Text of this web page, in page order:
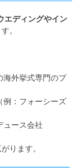
エディングやイン
。
海外挙式専門のプ
例：フォーシーズ
ュース会社
ります。